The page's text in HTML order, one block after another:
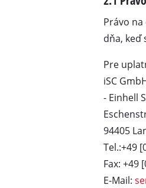
Právo
dňa, keď
Pre
iSC
- Einhell
94405
Tel.:+49
Fax: +49
E-Mail: